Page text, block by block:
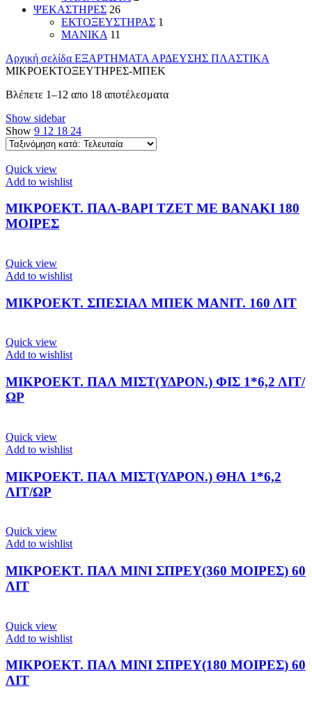
ΨΕΚΑΣΤΗΡΕΣ 26
ΕΚΤΟΞΕΥΣΤΗΡΑΣ 1
ΜΑΝΙΚΑ 11
Αρχική σελίδα ΕΞΑΡΤΗΜΑΤΑ ΑΡΔΕΥΣΗΣ ΠΛΑΣΤΙΚΑ
ΜΙΚΡΟΕΚΤΟΞΕΥΤΗΡΕΣ-ΜΠΕΚ
Βλέπετε 1–12 απο 18 αποτέλεσματαSorted
Show sidebar
Show 9 12 18 24
Quick view
Add to wishlist
ΜΙΚΡΟΕΚΤ. ΠΑΛ-ΒΑΡΙ ΤΖΕΤ ΜΕ ΒΑΝΑΚΙ 180
ΜΟΙΡΕΣ
Quick view
Add to wishlist
ΜΙΚΡΟΕΚΤ. ΣΠΕΣΙΑΛ ΜΠΕΚ ΜΑΝΙΤ. 160 ΛΙΤ
Quick view
Add to wishlist
ΜΙΚΡΟΕΚΤ. ΠΑΛ ΜΙΣΤ(ΥΔΡΟΝ.) ΦΙΣ 1*6,2 ΛΙΤ/
ΩΡ
Quick view
Add to wishlist
ΜΙΚΡΟΕΚΤ. ΠΑΛ ΜΙΣΤ(ΥΔΡΟΝ.) ΘΗΛ 1*6,2
ΛΙΤ/ΩΡ
Quick view
Add to wishlist
ΜΙΚΡΟΕΚΤ. ΠΑΛ ΜΙΝΙ ΣΠΡΕΥ(360 ΜΟΙΡΕΣ) 60
ΛΙΤ
Quick view
Add to wishlist
ΜΙΚΡΟΕΚΤ. ΠΑΛ ΜΙΝΙ ΣΠΡΕΥ(180 ΜΟΙΡΕΣ) 60
ΛΙΤ